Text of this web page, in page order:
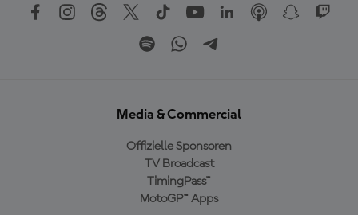
Media & Commercial
Offizielle Sponsoren
TV Broadcast
TimingPass™
MotoGP™ Apps